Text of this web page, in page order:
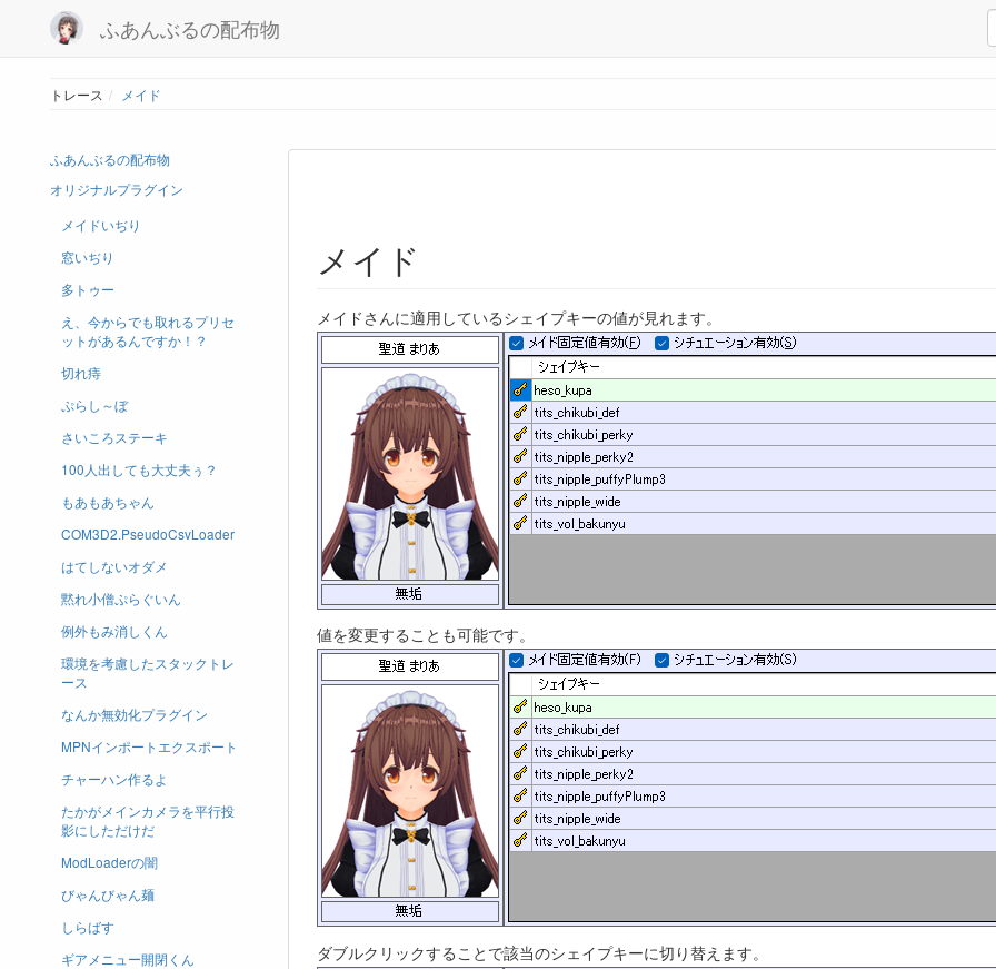
ふあんぶるの配布物
トレース メイド
ふあんぶるの配布物
オリジナルプラグイン
メイドいぢり
窓いぢり
多トゥー
え、今からでも取れるプリセ
ットがあるんですか！？
切れ痔
ぷらし～ぼ
さいころステーキ
100人出しても大丈夫ぅ？
もあもあちゃん
COM3D2.PseudoCsvLoader
はてしないオダメ
黙れ小僧ぷらぐいん
例外もみ消しくん
環境を考慮したスタックトレ
ース
なんか無効化プラグイン
MPNインポートエクスポート
チャーハン作るよ
たかがメインカメラを平行投
影にしただけだ
ModLoaderの闇
びゃんびゃん麺
しらばす
ギアメニュー開閉くん
メイド
メイドさんに適用しているシェイプキーの値が見れます。
値を変更することも可能です。
ダブルクリックすることで該当のシェイプキーに切り替えます。